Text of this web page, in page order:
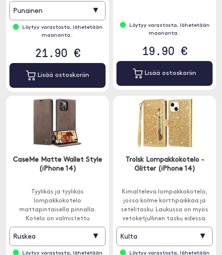
Punainen ▾
Löytyy varastosta, lähetetään
maananta..
21.90 €
Lisää ostoskoriin
Löytyy varastosta, lähetetään
maananta..
19.90 €
Lisää ostoskoriin
CaseMe Matte Wallet Style
(iPhone 14)
Tyylikäs ja tyylikäs
lompakkokotelo
mattapintaisella pinnalla.
Kotelo on valmistettu
keinonahasta.
Ruskea ▾
Löytyy varastosta, lähetetään
Trolsk Lompakkokotelo -
Glitter (iPhone 14)
Kimalteleva lompakkokotelo,
jossa kolme korttipaikkaa ja
setelitasku. Laukussa on myös
vetoketjullinen tasku edessä.
Kulta ▾
Löytyy varastosta, lähetetään